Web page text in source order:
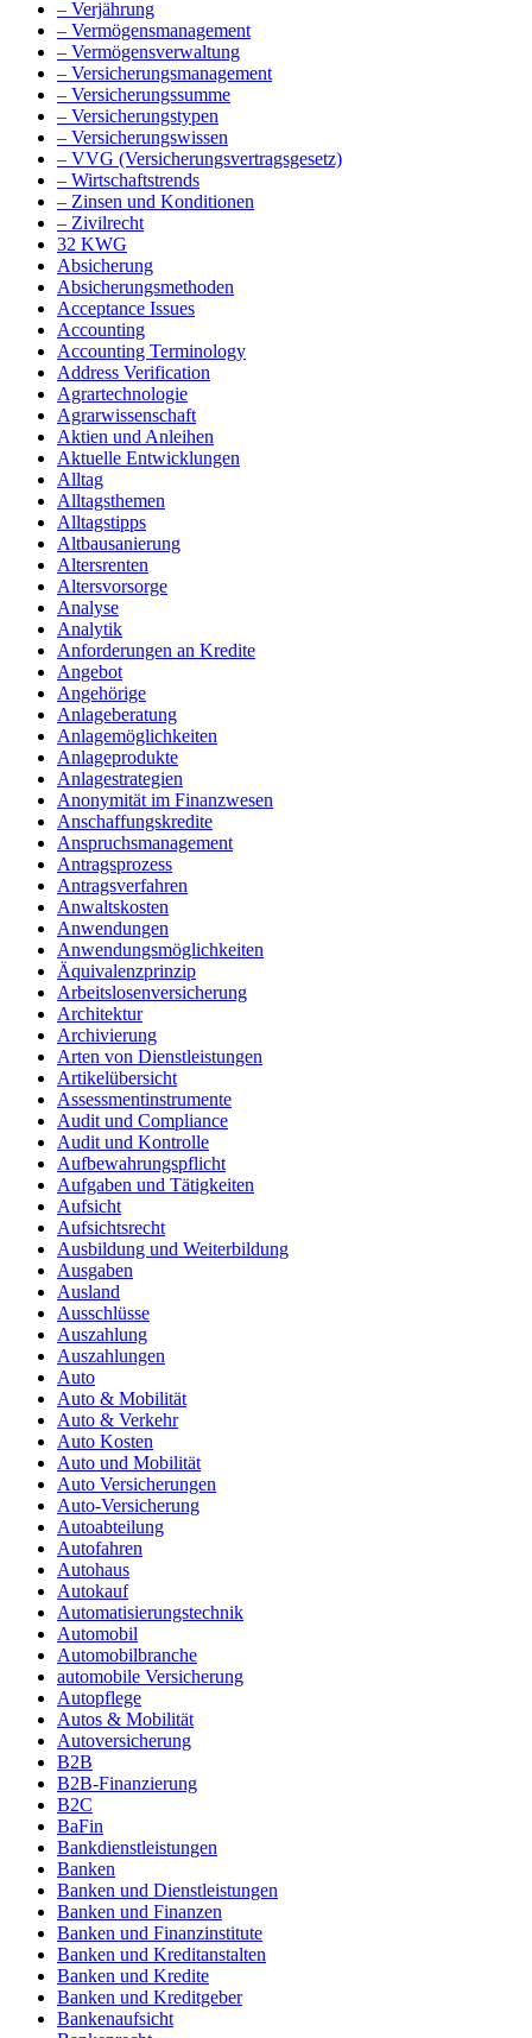
– Verjährung
– Vermögensmanagement
– Vermögensverwaltung
– Versicherungsmanagement
– Versicherungssumme
– Versicherungstypen
– Versicherungswissen
– VVG (Versicherungsvertragsgesetz)
– Wirtschaftstrends
– Zinsen und Konditionen
– Zivilrecht
32 KWG
Absicherung
Absicherungsmethoden
Acceptance Issues
Accounting
Accounting Terminology
Address Verification
Agrartechnologie
Agrarwissenschaft
Aktien und Anleihen
Aktuelle Entwicklungen
Alltag
Alltagsthemen
Alltagstipps
Altbausanierung
Altersrenten
Altersvorsorge
Analyse
Analytik
Anforderungen an Kredite
Angebot
Angehörige
Anlageberatung
Anlagemöglichkeiten
Anlageprodukte
Anlagestrategien
Anonymität im Finanzwesen
Anschaffungskredite
Anspruchsmanagement
Antragsprozess
Antragsverfahren
Anwaltskosten
Anwendungen
Anwendungsmöglichkeiten
Äquivalenzprinzip
Arbeitslosenversicherung
Architektur
Archivierung
Arten von Dienstleistungen
Artikelübersicht
Assessmentinstrumente
Audit und Compliance
Audit und Kontrolle
Aufbewahrungspflicht
Aufgaben und Tätigkeiten
Aufsicht
Aufsichtsrecht
Ausbildung und Weiterbildung
Ausgaben
Ausland
Ausschlüsse
Auszahlung
Auszahlungen
Auto
Auto & Mobilität
Auto & Verkehr
Auto Kosten
Auto und Mobilität
Auto Versicherungen
Auto-Versicherung
Autoabteilung
Autofahren
Autohaus
Autokauf
Automatisierungstechnik
Automobil
Automobilbranche
automobile Versicherung
Autopflege
Autos & Mobilität
Autoversicherung
B2B
B2B-Finanzierung
B2C
BaFin
Bankdienstleistungen
Banken
Banken und Dienstleistungen
Banken und Finanzen
Banken und Finanzinstitute
Banken und Kreditanstalten
Banken und Kredite
Banken und Kreditgeber
Bankenaufsicht